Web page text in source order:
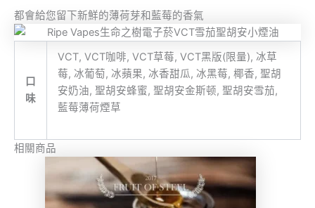
都會給您留下新鮮的薄荷芽和藍莓的香氣
口
味
VCT, VCT咖啡, VCT草莓, VCT黑版(限量), 冰草
莓, 冰葡萄, 冰蘋果, 冰香甜瓜, 冰黑莓, 椰香, 聖胡
安奶油, 聖胡安蜂蜜, 聖胡安金斯顿, 聖胡安雪茄,
藍莓薄荷煙草
相關商品